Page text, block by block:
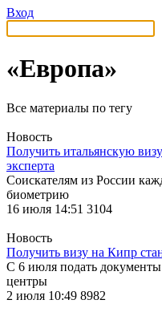
Вход
«Европа»
Все материалы по тегу
Новость
Получить итальянскую
эксперта
Соискателям из России
биометрию
16 июля 14:51 3104
Новость
Получить визу на Кипр
С 6 июля подать
центры
2 июля 10:49 8982